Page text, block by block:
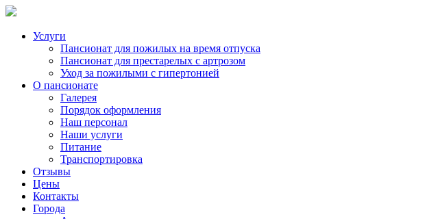
Услуги
Пансионат для пожилых на время отпуска
Пансионат для престарелых с артрозом
Уход за пожилыми с гипертонией
О пансионате
Галерея
Порядок оформления
Наш персонал
Наши услуги
Питание
Транспортировка
Отзывы
Цены
Контакты
Города